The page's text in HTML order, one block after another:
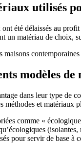
utilisés
été délaissés au
un matériau de choix,
modèles de
dans leur type de
méthodes et matériaux
comme «
pour servir de base à